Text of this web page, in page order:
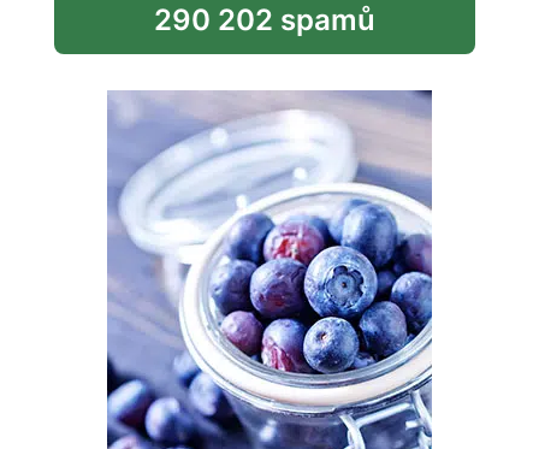
290 202 spamů